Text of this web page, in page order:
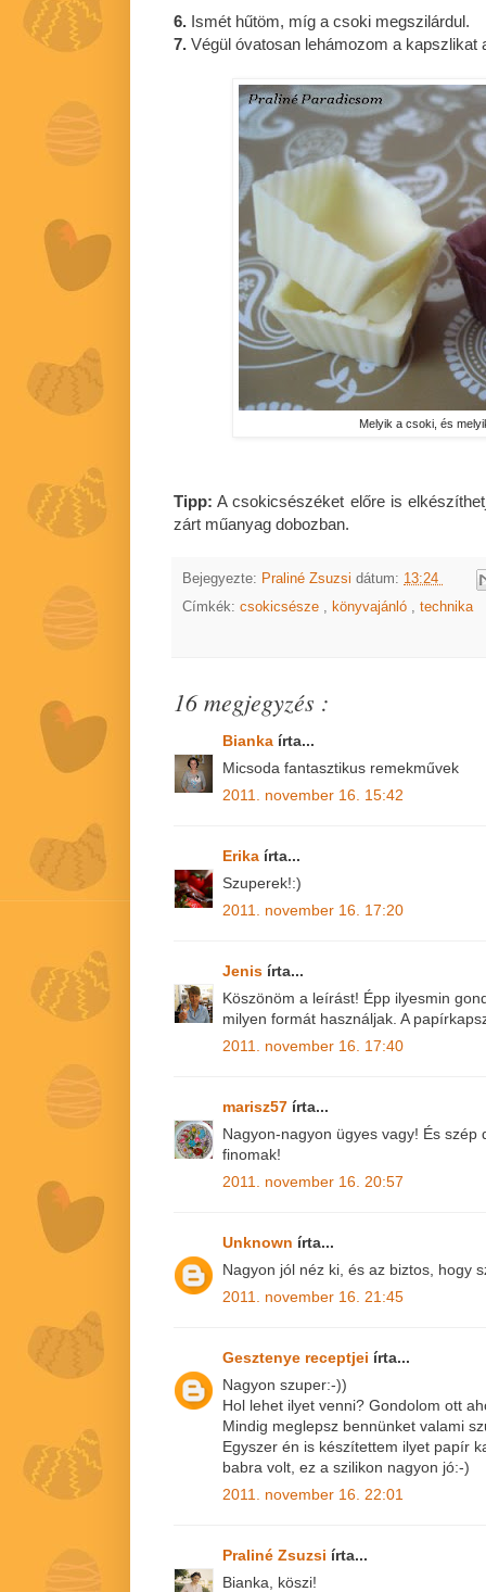
6. Ismét hűtöm, míg a csoki megszilárdul.
7. Végül óvatosan lehámozom a kapszlikat
Melyik a csoki, és
Tipp: A csokicsészéket előre is
zárt műanyag dobozban.
Bejegyezte: Praliné Zsuzsi dátum: 13:24
Címkék: csokicsésze könyvajánló technika
16 megjegyzés :
Bianka írta...
Micsoda fantasztikus remekművek
2011. november 16. 15:42
Erika írta...
Szuperek!:)
2011. november 16. 17:20
Jenis írta...
Köszönöm a leírást! Épp ilyesmin
milyen formát használjak. A
2011. november 16. 17:40
marisz57 írta...
Nagyon-nagyon ügyes vagy! És szép
finomak!
2011. november 16. 20:57
Unknown írta...
Nagyon jól néz ki, és az biztos, hogy
2011. november 16. 21:45
Gesztenye receptjei írta...
Nagyon szuper:-))
Hol lehet ilyet venni? Gondolom ott
Mindig meglepsz bennünket valami
Egyszer én is készítettem ilyet papír
babra volt, ez a szilikon nagyon jó:-)
2011. november 16. 22:01
Praliné Zsuzsi írta...
Bianka, köszi!